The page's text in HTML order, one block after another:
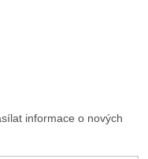
informace o nových